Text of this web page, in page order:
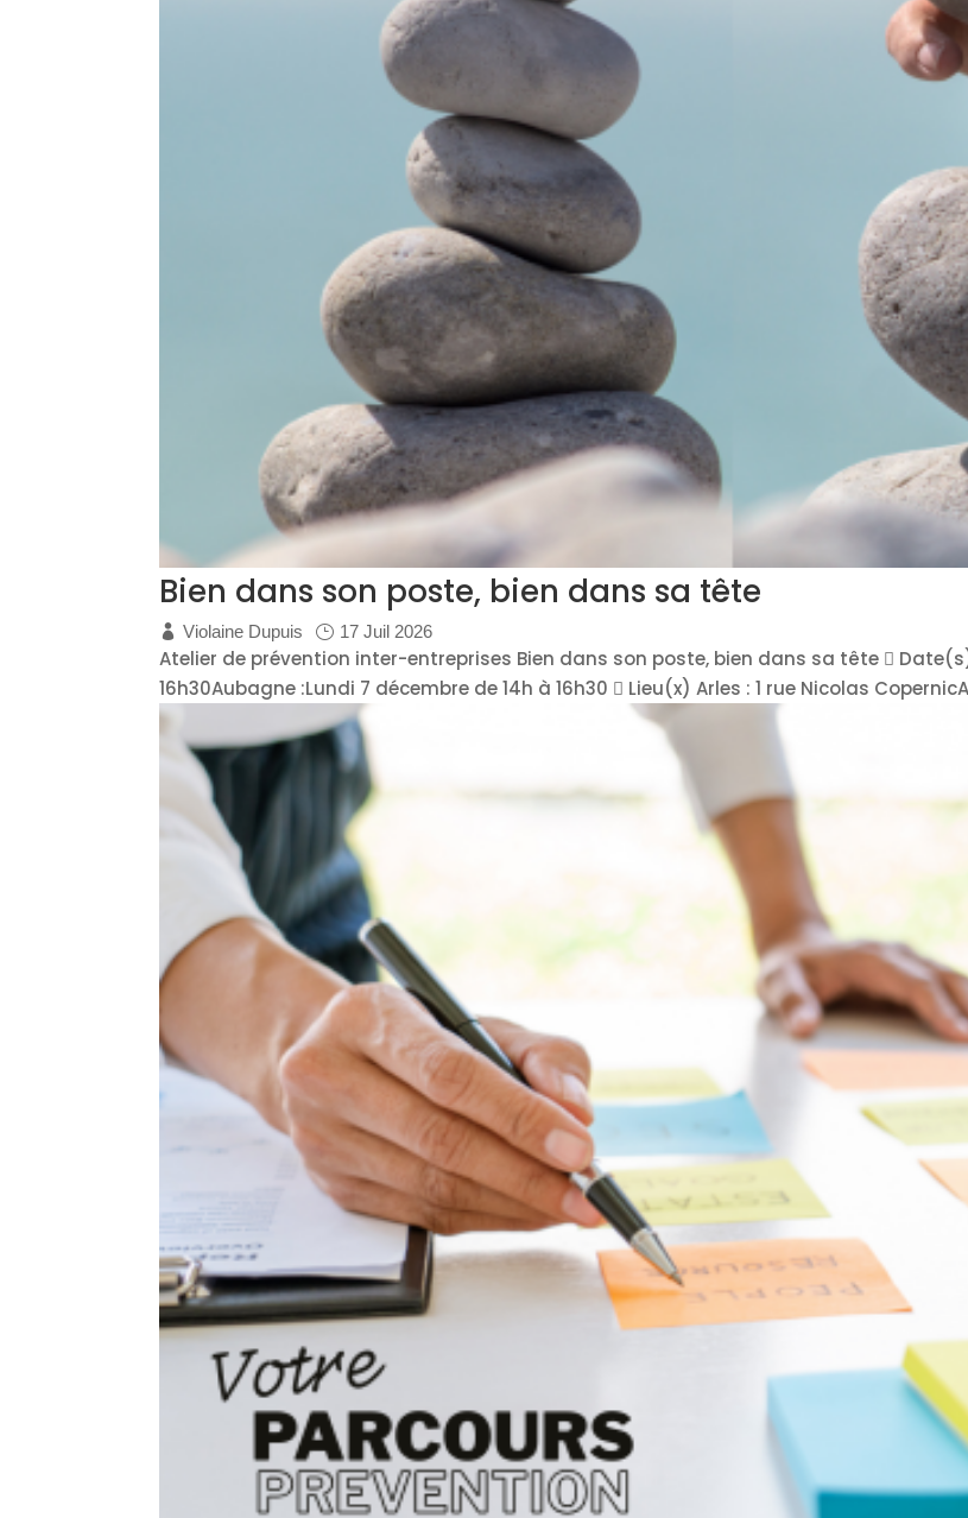
Bien dans son poste, bien dans sa tête
Violaine Dupuis 17 Juil 2026
Atelier de prévention inter-entreprises Bien dans son poste, bien dans sa tête 
16h30Aubagne :Lundi 7 décembre de 14h à 16h30  Lieu(x) Arles : 1 rue Nicolas